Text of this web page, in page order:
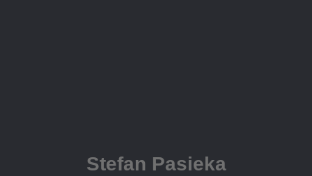
Stefan Pasieka